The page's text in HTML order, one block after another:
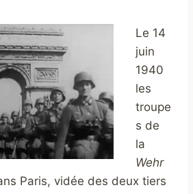
Le 14
juin
1940
les
troupe
s de
la
Wehr
Paris, vidée des deux tiers